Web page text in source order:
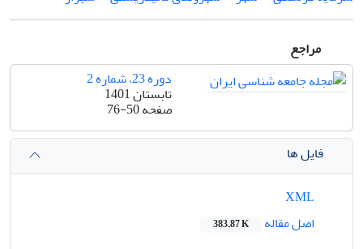
مراجع
دوره 23، شماره 2
تابستان 1401
صفحه76-50
فایل ها
اصل مقاله
383.87 K